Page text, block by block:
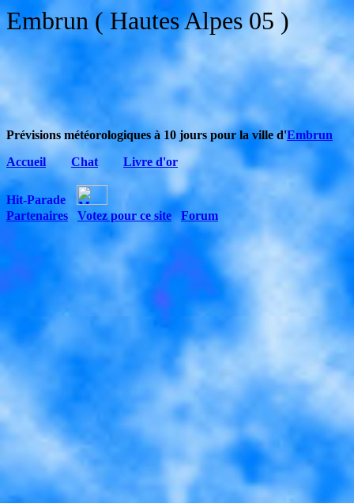
Embrun ( Hautes Alpes 05 )
Prévisions météorologiques à 10 jours pour la ville d'Embrun
Accueil
Chat Livre d'or
Partenaires Votez pour ce site Forum